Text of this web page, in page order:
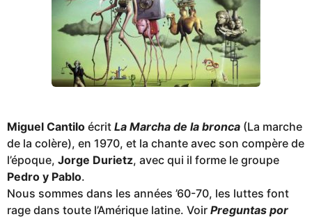
Miguel Cantilo écrit La Marcha de la bronca (La marche
de la colère), en 1970, et la chante avec son compère de
l’époque, Jorge Durietz, avec qui il forme le groupe
Pedro y Pablo.
Nous sommes dans les années ’60-70, les luttes font
rage dans toute l’Amérique latine. Voir Preguntas por